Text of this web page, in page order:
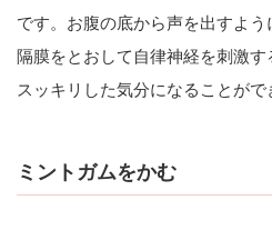
です。お腹の底から声を出すよ
隔膜をとおして自律神経を刺激
スッキリした気分になることがで
ミントガムをかむ